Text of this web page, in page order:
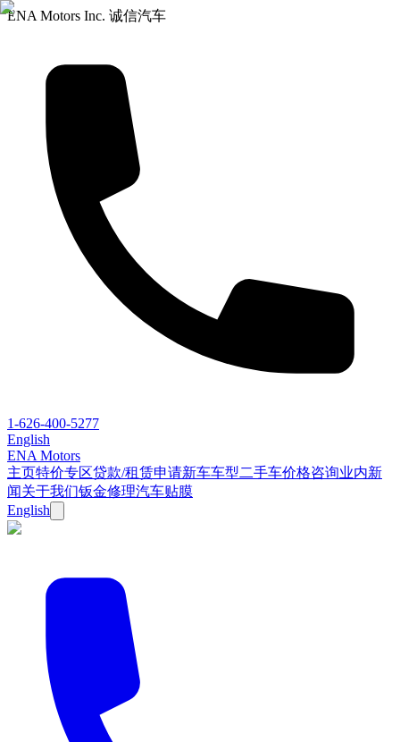
ENA Motors Inc. 诚信汽车
1-626-400-5277
English
ENA Motors
主页特价专区贷款/租赁申请新车车型二手车价格咨询业内新
闻关于我们钣金修理汽车贴膜
English